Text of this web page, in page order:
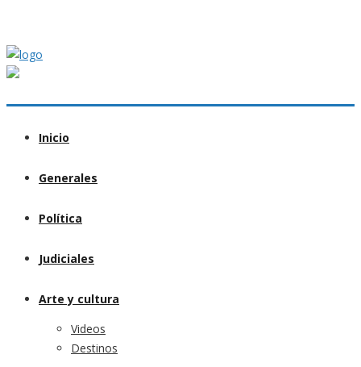
Inicio
Generales
Política
Judiciales
Arte y cultura
Videos
Destinos